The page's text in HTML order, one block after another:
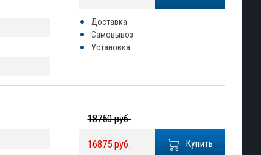
Доставка
Самовывоз
Установка
Купить
18750 руб.
16875 руб.